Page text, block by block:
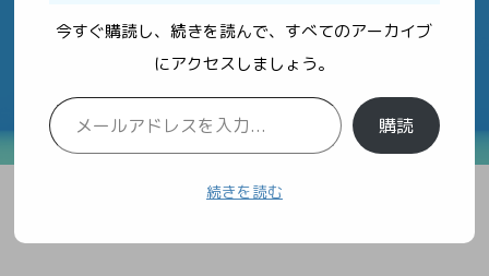
今すぐ購読し、続きを読んで、すべてのアーカイブ
にアクセスしましょう。
購読
続きを読む